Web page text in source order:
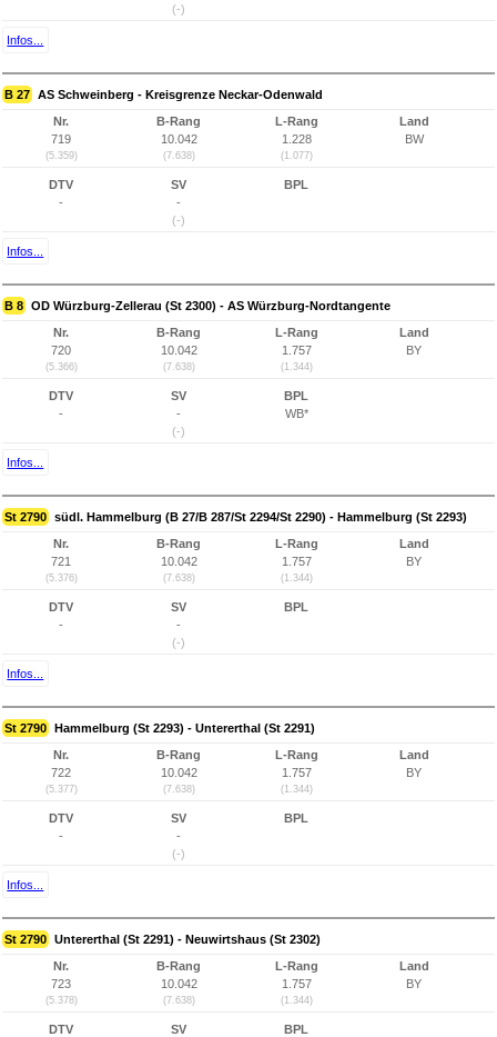
(-)
Infos...
B 27 AS Schweinberg - Kreisgrenze Neckar-Odenwald
Nr.
719
(5.359)
B-Rang
10.042
(7.638)
L-Rang
1.228
(1.077)
Land
BW
DTV
-
SV
-
(-)
BPL
Infos...
B 8 OD Würzburg-Zellerau (St 2300) - AS Würzburg-Nordtangente
Nr.
720
(5.366)
B-Rang
10.042
(7.638)
L-Rang
1.757
(1.344)
Land
BY
DTV
-
SV
-
(-)
BPL
WB*
Infos...
St 2790 südl. Hammelburg (B 27/B 287/St 2294/St 2290) - Hammelburg (St 2293)
Nr.
721
(5.376)
B-Rang
10.042
(7.638)
L-Rang
1.757
(1.344)
Land
BY
DTV
-
SV
-
(-)
BPL
Infos...
St 2790 Hammelburg (St 2293) - Untererthal (St 2291)
Nr.
722
(5.377)
B-Rang
10.042
(7.638)
L-Rang
1.757
(1.344)
Land
BY
DTV
-
SV
-
(-)
BPL
Infos...
St 2790 Untererthal (St 2291) - Neuwirtshaus (St 2302)
Nr.
723
(5.378)
B-Rang
10.042
(7.638)
L-Rang
1.757
(1.344)
Land
BY
DTV SV BPL